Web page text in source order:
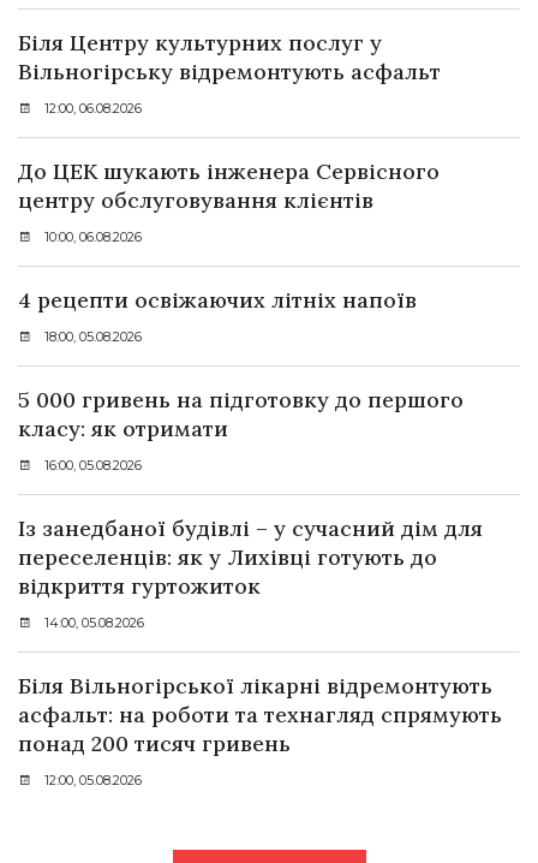
Біля Центру культурних послуг у
Вільногірську відремонтують асфальт
12:00, 06.08.2026
До ЦЕК шукають інженера Сервісного
центру обслуговування клієнтів
10:00, 06.08.2026
4 рецепти освіжаючих літніх напоїв
18:00, 05.08.2026
5 000 гривень на підготовку до першого
класу: як отримати
16:00, 05.08.2026
Із занедбаної будівлі – у сучасний дім для
переселенців: як у Лихівці готують до
відкриття гуртожиток
14:00, 05.08.2026
Біля Вільногірської лікарні відремонтують
асфальт: на роботи та технагляд спрямують
понад 200 тисяч гривень
12:00, 05.08.2026